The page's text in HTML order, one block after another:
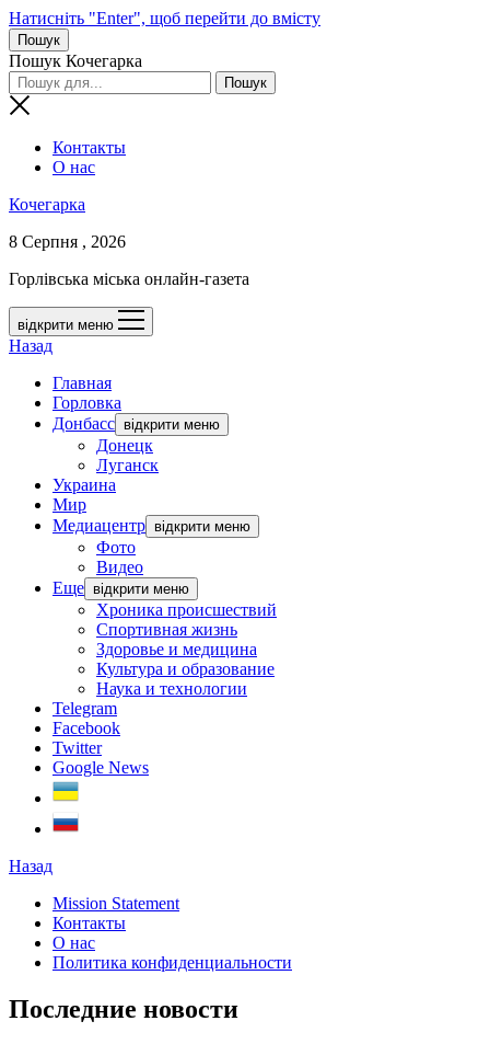
Натисніть "Enter", щоб перейти до вмісту
Пошук
Пошук Кочегарка
Контакты
О нас
Кочегарка
8 Серпня , 2026
Горлівська міська онлайн-газета
відкрити меню
Назад
Главная
Горловка
Донбасс відкрити меню
Донецк
Луганск
Украина
Мир
Медиацентр відкрити меню
Фото
Видео
Еще відкрити меню
Хроника происшествий
Спортивная жизнь
Здоровье и медицина
Культура и образование
Наука и технологии
Telegram
Facebook
Twitter
Google News
Назад
Mission Statement
Контакты
О нас
Политика конфиденциальности
Последние новости